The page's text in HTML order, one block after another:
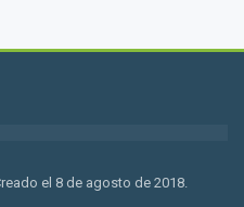
el 8 de agosto de 2018.